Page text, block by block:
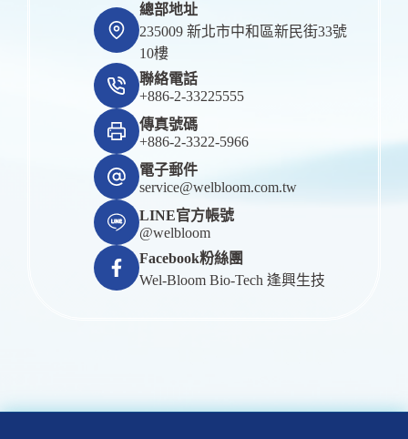
總部地址
235009 新北市中和區新民街33號
10樓
聯絡電話
+886-2-33225555
傳真號碼
+886-2-3322-5966
電子郵件
service@welbloom.com.tw
LINE官方帳號
@welbloom
Facebook粉絲團
Wel-Bloom Bio-Tech 逢興生技